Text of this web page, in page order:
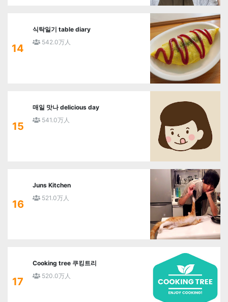
14
식탁일기 table diary
542.0万人
15
매일 맛나 delicious day
541.0万人
16
Juns Kitchen
521.0万人
17
Cooking tree 쿠킹트리
520.0万人